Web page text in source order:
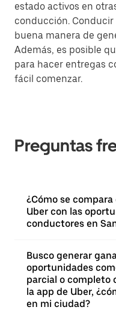
estado activos en
conducción.
buena manera de
Además, es posible
para hacer entregas
fácil comenzar.
Preguntas
¿Cómo se
Uber con las
conductores en
Busco generar
oportunidades
parcial o completo
la app de Uber,
en mi ciudad?